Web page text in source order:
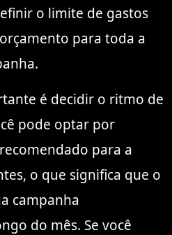
o limite de gastos
para toda a
é decidir o ritmo de
pode optar por
recomendado para a
o que significa que o
campanha
do mês. Se você